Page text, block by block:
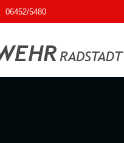
06452/5480